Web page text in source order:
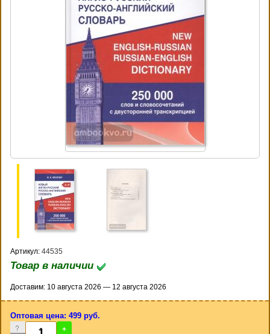
Артикул: 44535
Товар в наличии
Доставим: 10 августа 2026 — 12 августа 2026
Оптовая цена: 499 руб.
- +